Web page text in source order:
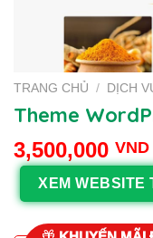
TRANG CHỦ / DỊCH
Theme
3,500,000 VND
XEM WEBSITE